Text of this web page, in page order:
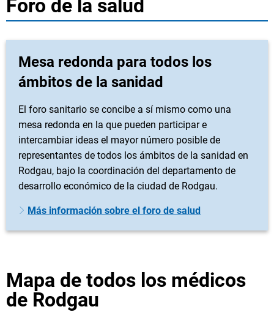
Foro de la salud
Mesa redonda para todos los
ámbitos de la sanidad
El foro sanitario se concibe a sí mismo como una
mesa redonda en la que pueden participar e
intercambiar ideas el mayor número posible de
representantes de todos los ámbitos de la sanidad en
Rodgau, bajo la coordinación del departamento de
desarrollo económico de la ciudad de Rodgau.
Más información sobre el foro de salud
Mapa de todos los médicos
de Rodgau